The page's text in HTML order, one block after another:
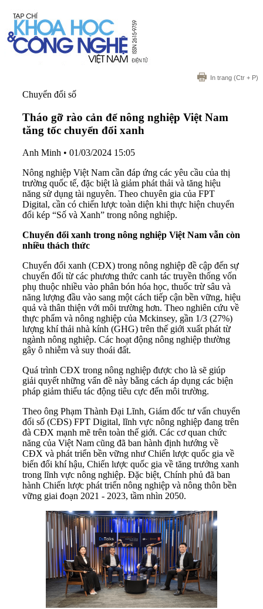
In trang (Ctr + P)
Chuyển đổi số
Tháo gỡ rào cản để nông nghiệp Việt Nam
tăng tốc chuyển đổi xanh
Anh Minh • 01/03/2024 15:05
Nông nghiệp Việt Nam cần đáp ứng các yêu cầu của thị
trường quốc tế, đặc biệt là giảm phát thải và tăng hiệu
năng sử dụng tài nguyên. Theo chuyên gia của FPT
Digital, cần có chiến lược toàn diện khi thực hiện chuyển
đổi kép “Số và Xanh” trong nông nghiệp.
Chuyển đổi xanh trong nông nghiệp Việt Nam vẫn còn
nhiều thách thức
Chuyển đổi xanh (CĐX) trong nông nghiệp đề cập đến sự
chuyển đổi từ các phương thức canh tác truyền thống vốn
phụ thuộc nhiều vào phân bón hóa học, thuốc trừ sâu và
năng lượng đầu vào sang một cách tiếp cận bền vững, hiệu
quả và thân thiện với môi trường hơn. Theo nghiên cứu về
thực phẩm và nông nghiệp của Mckinsey, gần 1/3 (27%)
lượng khí thải nhà kính (GHG) trên thế giới xuất phát từ
ngành nông nghiệp. Các hoạt động nông nghiệp thường
gây ô nhiễm và suy thoái đất.
Quá trình CĐX trong nông nghiệp được cho là sẽ giúp
giải quyết những vấn đề này bằng cách áp dụng các biện
pháp giảm thiểu tác động tiêu cực đến môi trường.
Theo ông Phạm Thành Đại Lĩnh, Giám đốc tư vấn chuyển
đổi số (CĐS) FPT Digital, lĩnh vực nông nghiệp đang trên
đà CĐX mạnh mẽ trên toàn thế giới. Các cơ quan chức
năng của Việt Nam cũng đã ban hành định hướng về
CĐX và phát triển bền vững như Chiến lược quốc gia về
biến đổi khí hậu, Chiến lược quốc gia về tăng trưởng xanh
trong lĩnh vực nông nghiệp. Đặc biệt, Chính phủ đã ban
hành Chiến lược phát triển nông nghiệp và nông thôn bền
vững giai đoạn 2021 - 2023, tầm nhìn 2050.